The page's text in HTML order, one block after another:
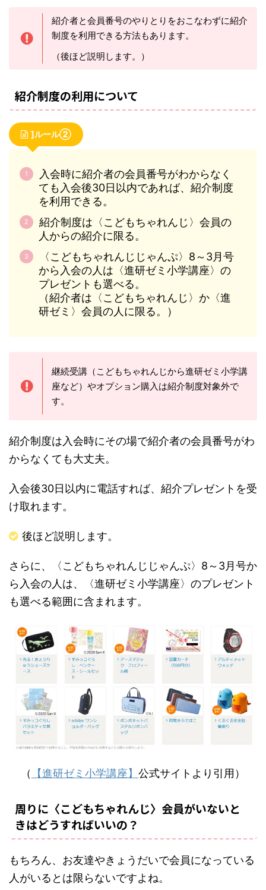
紹介者と会員番号のやりとりをおこなわずに紹介
制度を利用できる方法もあります。
（後ほど説明します。）
紹介制度の利用について
]ルール②
入会時に紹介者の会員番号がわからなく
ても入会後30日以内であれば、紹介制度
を利用できる。
紹介制度は〈こどもちゃれんじ〉会員の
人からの紹介に限る。
〈こどもちゃれんじじゃんぷ〉8～3月号
から入会の人は〈進研ゼミ小学講座〉の
プレゼントも選べる。
（紹介者は〈こどもちゃれんじ〉か〈進
研ゼミ〉会員の人に限る。）
継続受講（こどもちゃれんじから進研ゼミ小学講
座など）やオプション購入は紹介制度対象外で
す。
紹介制度は入会時にその場で紹介者の会員番号がわ
からなくても大丈夫。
入会後30日以内に電話すれば、紹介プレゼントを受
け取れます。
後ほど説明します。
さらに、〈こどもちゃれんじじゃんぷ〉8～3月号か
ら入会の人は、〈進研ゼミ小学講座〉のプレゼント
も選べる範囲に含まれます。
（ 【進研ゼミ小学講座】 公式サイトより引用）
周りに〈こどもちゃれんじ〉会員がいないと
きはどうすればいいの？
もちろん、お友達やきょうだいで会員になっている
人がいるとは限らないですよね。